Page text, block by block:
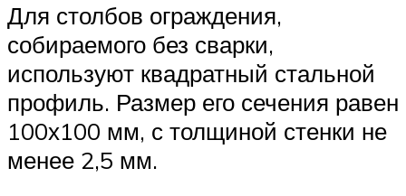
Для столбов ограждения,
собираемого без сварки,
используют квадратный стальной
профиль. Размер его сечения равен
100х100 мм, с толщиной стенки не
менее 2,5 мм.